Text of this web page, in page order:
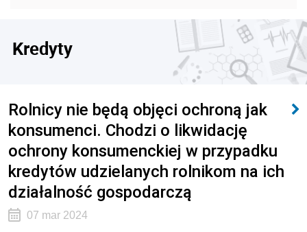
Kredyty
Rolnicy nie będą objęci ochroną jak
konsumenci. Chodzi o likwidację
ochrony konsumenckiej w przypadku
kredytów udzielanych rolnikom na ich
działalność gospodarczą
07 mar 2024